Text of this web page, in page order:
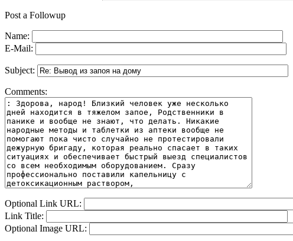
Post a Followup
Name:
E-Mail:
Subject:
Comments:
Optional Link URL:
Link Title:
Optional Image URL: